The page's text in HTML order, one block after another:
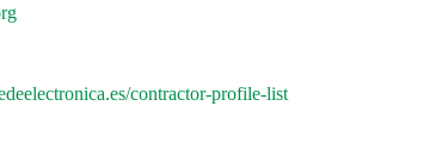
contractor-profile-list